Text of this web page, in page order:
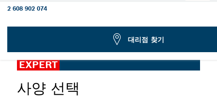
EXPERT
사양 선택
2 608 902 074
대리점 찾기